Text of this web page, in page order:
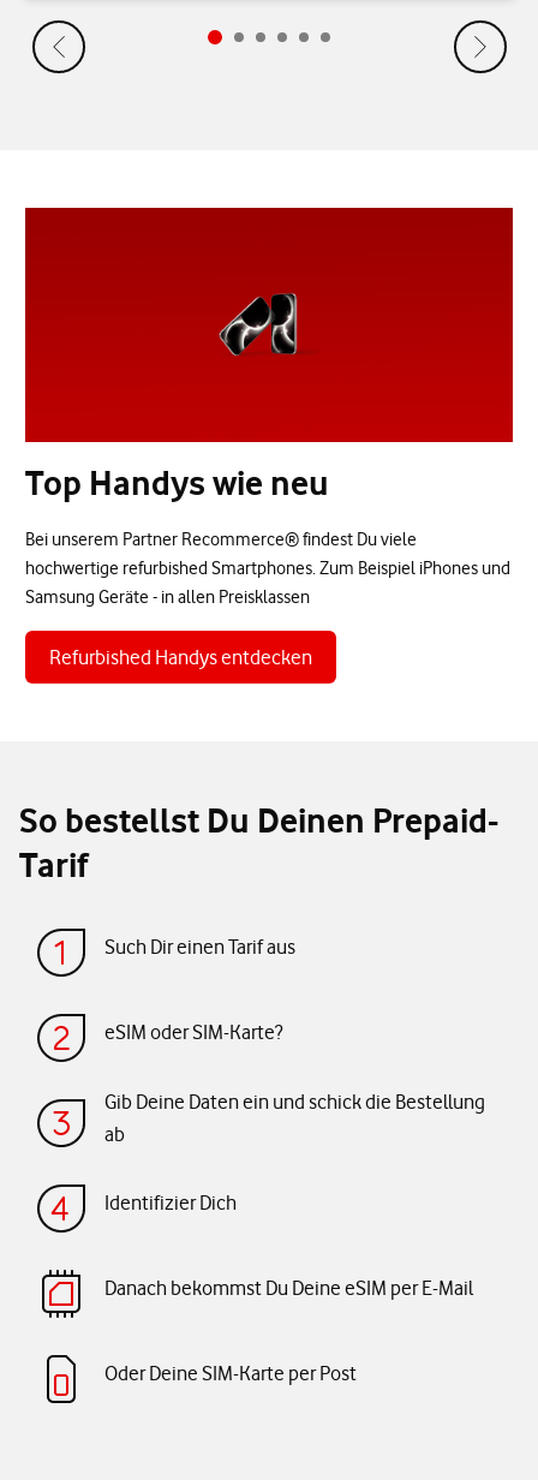
Top Handys wie neu
Bei unserem Partner Recommerce® findest Du viele
hochwertige refurbished Smartphones. Zum Beispiel iPhones und
Samsung Geräte - in allen Preisklassen
Refurbished Handys entdecken
So bestellst Du Deinen Prepaid-
Tarif
Such Dir einen Tarif aus
eSIM oder SIM-Karte?
Gib Deine Daten ein und schick die Bestellung
ab
Identifizier Dich
Danach bekommst Du Deine eSIM per E-Mail
Oder Deine SIM-Karte per Post